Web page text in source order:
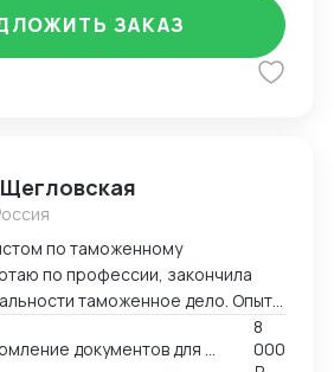
и её расчёт в соответствии с
Определение мер тарифного и
(помощь в получение
платежей.
ЗАКАЗ
по таможенному
по профессии, закончила
таможенное дело. Опыт
логистических компаниях, DSV
таможенном отделе. Веду
Подготовка и оформление документов для декларирования товаров; Консультация по процедурам
8
000